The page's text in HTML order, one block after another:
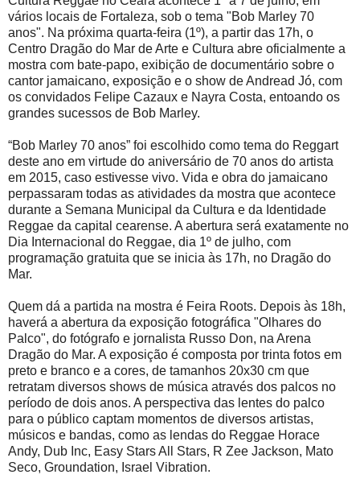
vários locais de Fortaleza, sob o tema "Bob Marley 70
anos". Na próxima quarta-feira (1º), a partir das 17h, o
Centro Dragão do Mar de Arte e Cultura abre oficialmente a
mostra com bate-papo, exibição de documentário sobre o
cantor jamaicano, exposição e o show de Andread Jó, com
os convidados Felipe Cazaux e Nayra Costa, entoando os
grandes sucessos de Bob Marley.
“Bob Marley 70 anos” foi escolhido como tema do Reggart
deste ano em virtude do aniversário de 70 anos do artista
em 2015, caso estivesse vivo. Vida e obra do jamaicano
perpassaram todas as atividades da mostra que acontece
durante a Semana Municipal da Cultura e da Identidade
Reggae da capital cearense. A abertura será exatamente no
Dia Internacional do Reggae, dia 1º de julho, com
programação gratuita que se inicia às 17h, no Dragão do
Mar.
Quem dá a partida na mostra é Feira Roots. Depois às 18h,
haverá a abertura da exposição fotográfica "Olhares do
Palco", do fotógrafo e jornalista Russo Don, na Arena
Dragão do Mar. A exposição é composta por trinta fotos em
preto e branco e a cores, de tamanhos 20x30 cm que
retratam diversos shows de música através dos palcos no
período de dois anos. A perspectiva das lentes do palco
para o público captam momentos de diversos artistas,
músicos e bandas, como as lendas do Reggae Horace
Andy, Dub Inc, Easy Stars All Stars, R Zee Jackson, Mato
Seco, Groundation, Israel Vibration.